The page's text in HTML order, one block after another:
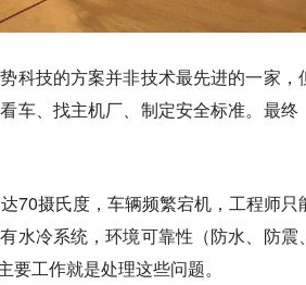
科技的方案并非技术最先进的一家，
、找主机厂、制定安全标准。最终
70摄氏度，车辆频繁宕机，工程师只
水冷系统，环境可靠性（防水、防震
工作就是处理这些问题。